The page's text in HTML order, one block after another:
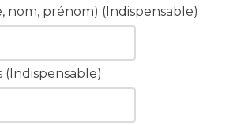
nom, prénom) (Indispensable)
(Indispensable)